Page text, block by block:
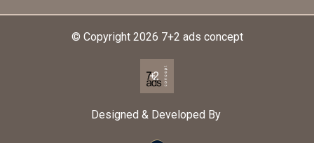
© Copyright 2026 7+2 ads concept
Designed & Developed By